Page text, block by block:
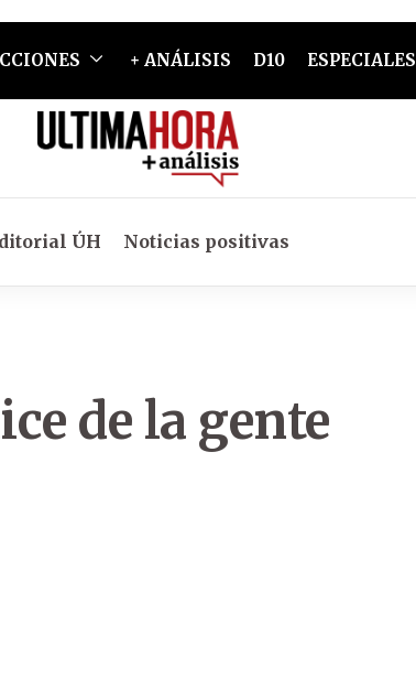
+ ANÁLISIS D10 ESPECIALES
ÚH Noticias positivas
de la gente